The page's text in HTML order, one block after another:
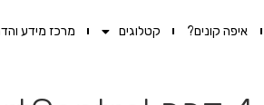
איפה קונים? קטלוגים מרכז מידע